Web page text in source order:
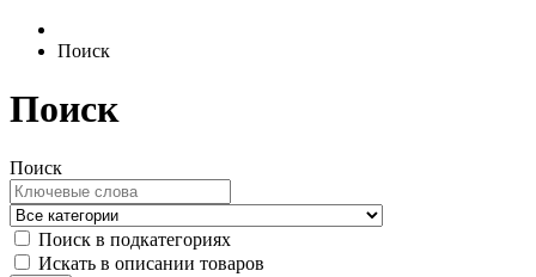
Поиск
Поиск
Поиск
Поиск в подкатегориях
Искать в описании товаров